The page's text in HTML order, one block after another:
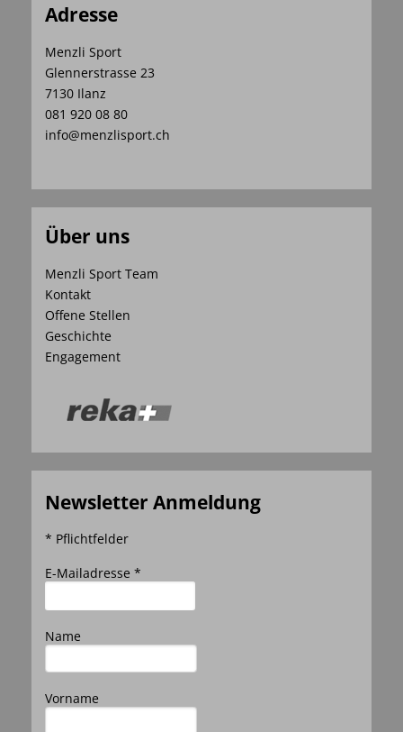
Adresse
Menzli Sport
Glennerstrasse 23
7130 Ilanz
081 920 08 80
info@menzlisport.ch
Über uns
Menzli Sport Team
Kontakt
Offene Stellen
Geschichte
Engagement
Newsletter Anmeldung
* Pflichtfelder
E-Mailadresse *
Name
Vorname